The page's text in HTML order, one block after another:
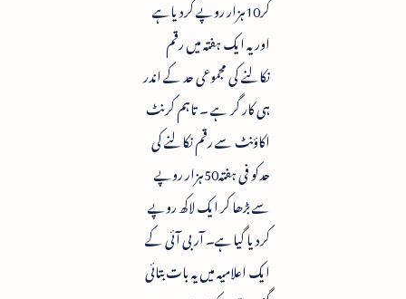
کر10ہزار روپے کردیاہے
اور یہ ایک ہفتہ میں رقم
نکالنے کی مجموعی حد کے اندر
ہی کار گر ہے ۔ تاہم کرنٹ
اکاؤنٹ سے رقم نکالنے کی
حدکو فی ہفتہ50ہزار روپے
سے بڑھا کر ایک لاکھ روپے
کردیا گیاہے۔ آر بی آئی کے
ایک اعلامیہ میں یہ بات بتائی